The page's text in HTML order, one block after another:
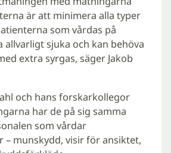
är att minimera alla typer
som vårdas på
sjuka och kan behöva
extra syrgas, säger Jakob
och hans forskarkollegor
har de på sig samma
som vårdar
– munskydd, visir för ansiktet,